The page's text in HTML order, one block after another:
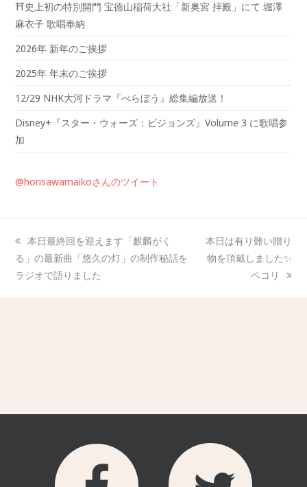
⛩️史上初の特別開門 宝徳山稲荷大社「新奥宮 拝殿」にて 堀澤
麻衣子 歌唱奉納
2026年 新年のご挨拶
2025年 年末のご挨拶
12/29 NHK大河ドラマ『べらぼう』総集編放送！
Disney+『スター・ウォーズ：ビジョンズ』Volume 3 に歌唱参
加
@horisawamaikoさんのツイート
本日最終回を迎えます「麒麟がく
る」の最新曲「悠久の灯」の制作秘話を
ラジオで語りました
本日は有り難い贈り
物を頂戴しました✨
ペコリ